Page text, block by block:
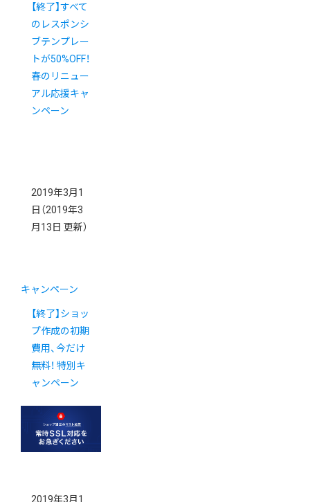
【終了】すべて
のレスポンシ
ブテンプレー
トが50%OFF！
春のリニュー
アル応援キャ
ンペーン
2019年3月1
日 （2019年3
月13日 更新）
キャンペーン
【終了】ショッ
プ作成の初期
費用、今だけ
無料！ 特別キ
ャンペーン
2019年3月1